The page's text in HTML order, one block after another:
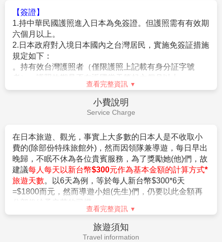
退還，請注意您的旅遊規劃。
【作業規定+注意事項】
1.成團人數：20人並派遣領隊。
2.團體報名經確認後，請繳交訂金NT$15,000/人，連續假期
NT$25,000/人。
※航空作業規定開票後即無法更改，亦無退票價值，請特別注意
並見諒。
3.行程班機時間及降落城市與住宿飯店之確認以說明會為主。
4.本行程班機起降時間為預定，但實際可能略有變更。
6.如遇觀光地區休假及住宿飯店地點調整，本公司保有變更觀光
行程之權利。如有離隊放棄參觀行程，恕不退費。
7.若有卡單人報名請補單房費用(請洽業務人員)。
8.本公司保留有調整行程先後順序的權利。
9.行程內設定餐食如遇季節或預約狀況不同，會有更改，敬請見
諒。
10.參加本行程之客人本公司有投保旅行業契約責任險250萬，意
(旅客未滿15歲或70歲以上，依法限制最高新台幣250萬旅行業責
【費用不含】
1.導遊(領隊)小費（共每天新台幣$300*5天=$1500/旅
客） 。
2.日本簽證費用。
3.旅遊平安保險及旅遊不便險等其他私人保險項目。
4.行程表上未表明之各項開支，自選建議行程交通及應付
5.純係私人之消費：如行李超重費、飲料酒類、洗衣、電
話、電報及私人交通費。
6.個人新辦護照費用。
查看完整資訊
簽證說明
Visa Instructions
【簽證】
1.持中華民國護照進入日本為免簽證。但護照需有有效期
六個月以上。
2.日本政府對入境日本國內之台灣居民，實施免簽証措施
規定如下：
。持有效台灣護照者（僅限護照上記載有身分証字號
。赴日目的以觀光、商務、探親等短期停留目的赴日時
（以工作之目的赴日時，則不符免簽証）。
。停留期間不得超過90日。
查看完整資訊
小費說明
Service Charge